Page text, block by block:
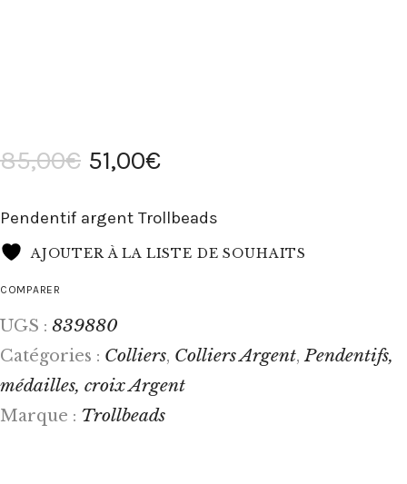
85,00€ 51,00€
Pendentif argent Trollbeads
AJOUTER À LA LISTE DE SOUHAITS
COMPARER
UGS : 839880
Catégories : Colliers, Colliers Argent,Pendentifs,
médailles, croix Argent
Marque : Trollbeads